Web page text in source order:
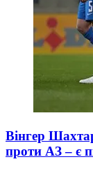
Вінгер
проти АЗ – є